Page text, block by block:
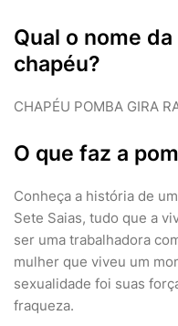
Qual o nome
chapéu?
CHAPÉU POMBA GIRA
O que faz a
Conheça a história de
Sete Saias, tudo que a
ser uma trabalhadora
mulher que viveu um
sexualidade foi suas
fraqueza.